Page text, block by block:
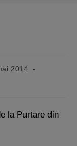
2014
la Purtare din